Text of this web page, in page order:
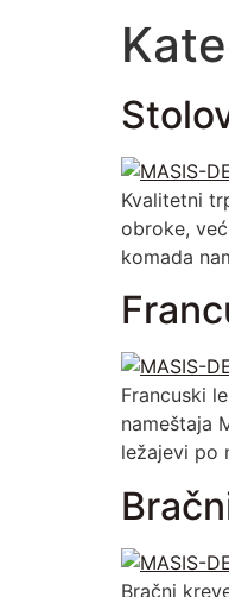
Kvalitetni
obroke,
komada
Francuski
nameštaja
ležajevi po
Bračni